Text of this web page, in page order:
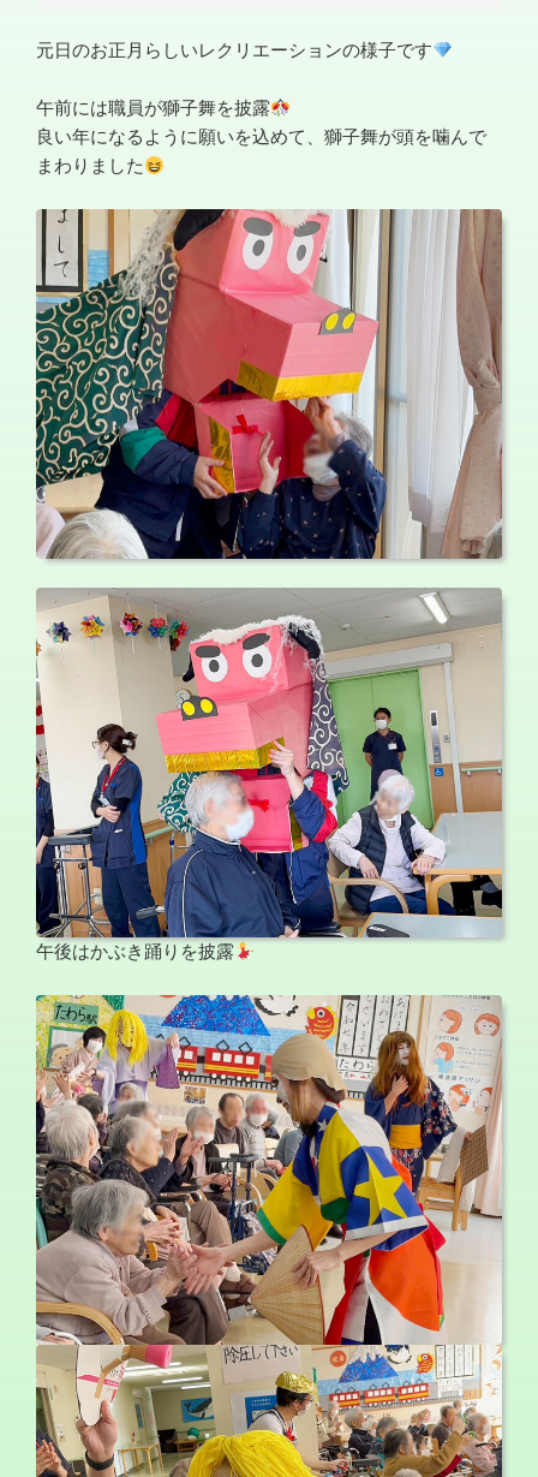
元日のお正月らしいレクリエーションの様子です
午前には職員が獅子舞を披露
良い年になるように願いを込めて、獅子舞が頭を噛んで
まわりました
午後はかぶき踊りを披露